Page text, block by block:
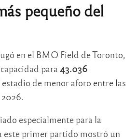
pequeño del
en el BMO Field de Toronto,
para 43.036
estadio de menor aforo entre las
especialmente para la
este primer partido mostró un